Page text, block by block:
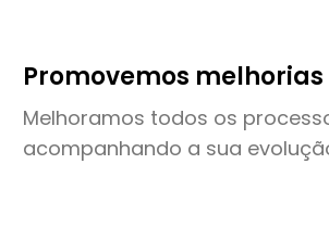
Promovemos melhorias
Melhoramos todos os
acompanhando a sua